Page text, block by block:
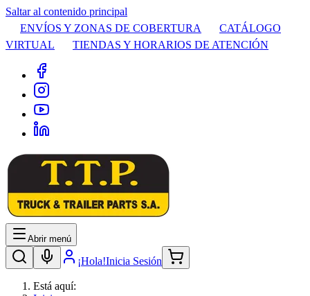
Saltar al contenido principal
ENVÍOS Y ZONAS DE COBERTURA
CATÁLOGO
VIRTUAL
TIENDAS Y HORARIOS DE ATENCIÓN
Abrir menú
¡Hola!Inicia Sesión
Está aquí: